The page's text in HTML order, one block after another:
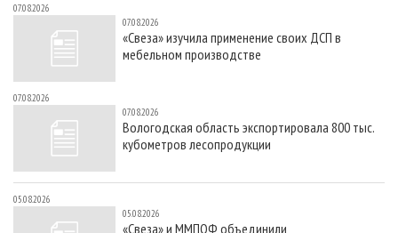
07.08.2026
07.08.2026
«Свеза» изучила применение своих ДСП в
мебельном производстве
07.08.2026
07.08.2026
Вологодская область экспортировала 800 тыс.
кубометров лесопродукции
05.08.2026
05.08.2026
«Свеза» и ММПОФ объединили